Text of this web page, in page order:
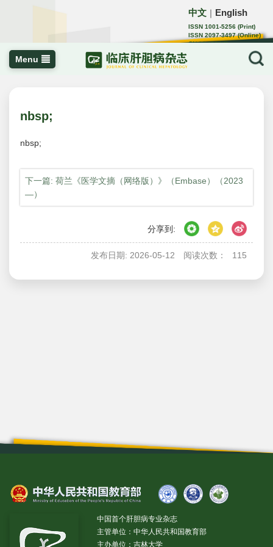
中文 ｜ English
ISSN 1001-5256 (Print)
ISSN 2097-3497 (Online)
CN 22-1108/R
Menu
nbsp;
nbsp;
下一篇: 荷兰《医学文摘（网络版）》（Embase）（2023
—）
分享到:
发布日期: 2026-05-12 阅读次数： 115
中国首个肝胆病专业杂志
主管单位：中华人民共和国教育部
主办单位：吉林大学